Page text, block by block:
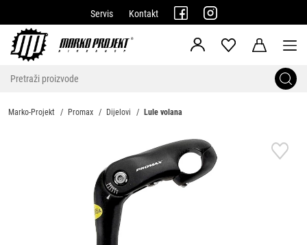
Servis Kontakt
Marko-Projekt Promax Dijelovi Lule volana